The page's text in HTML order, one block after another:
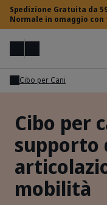
Spedizione Gratuita da
Normale in omaggio
MenuCerca
Cibo per Cani
Cibo per
supporto
mobilità